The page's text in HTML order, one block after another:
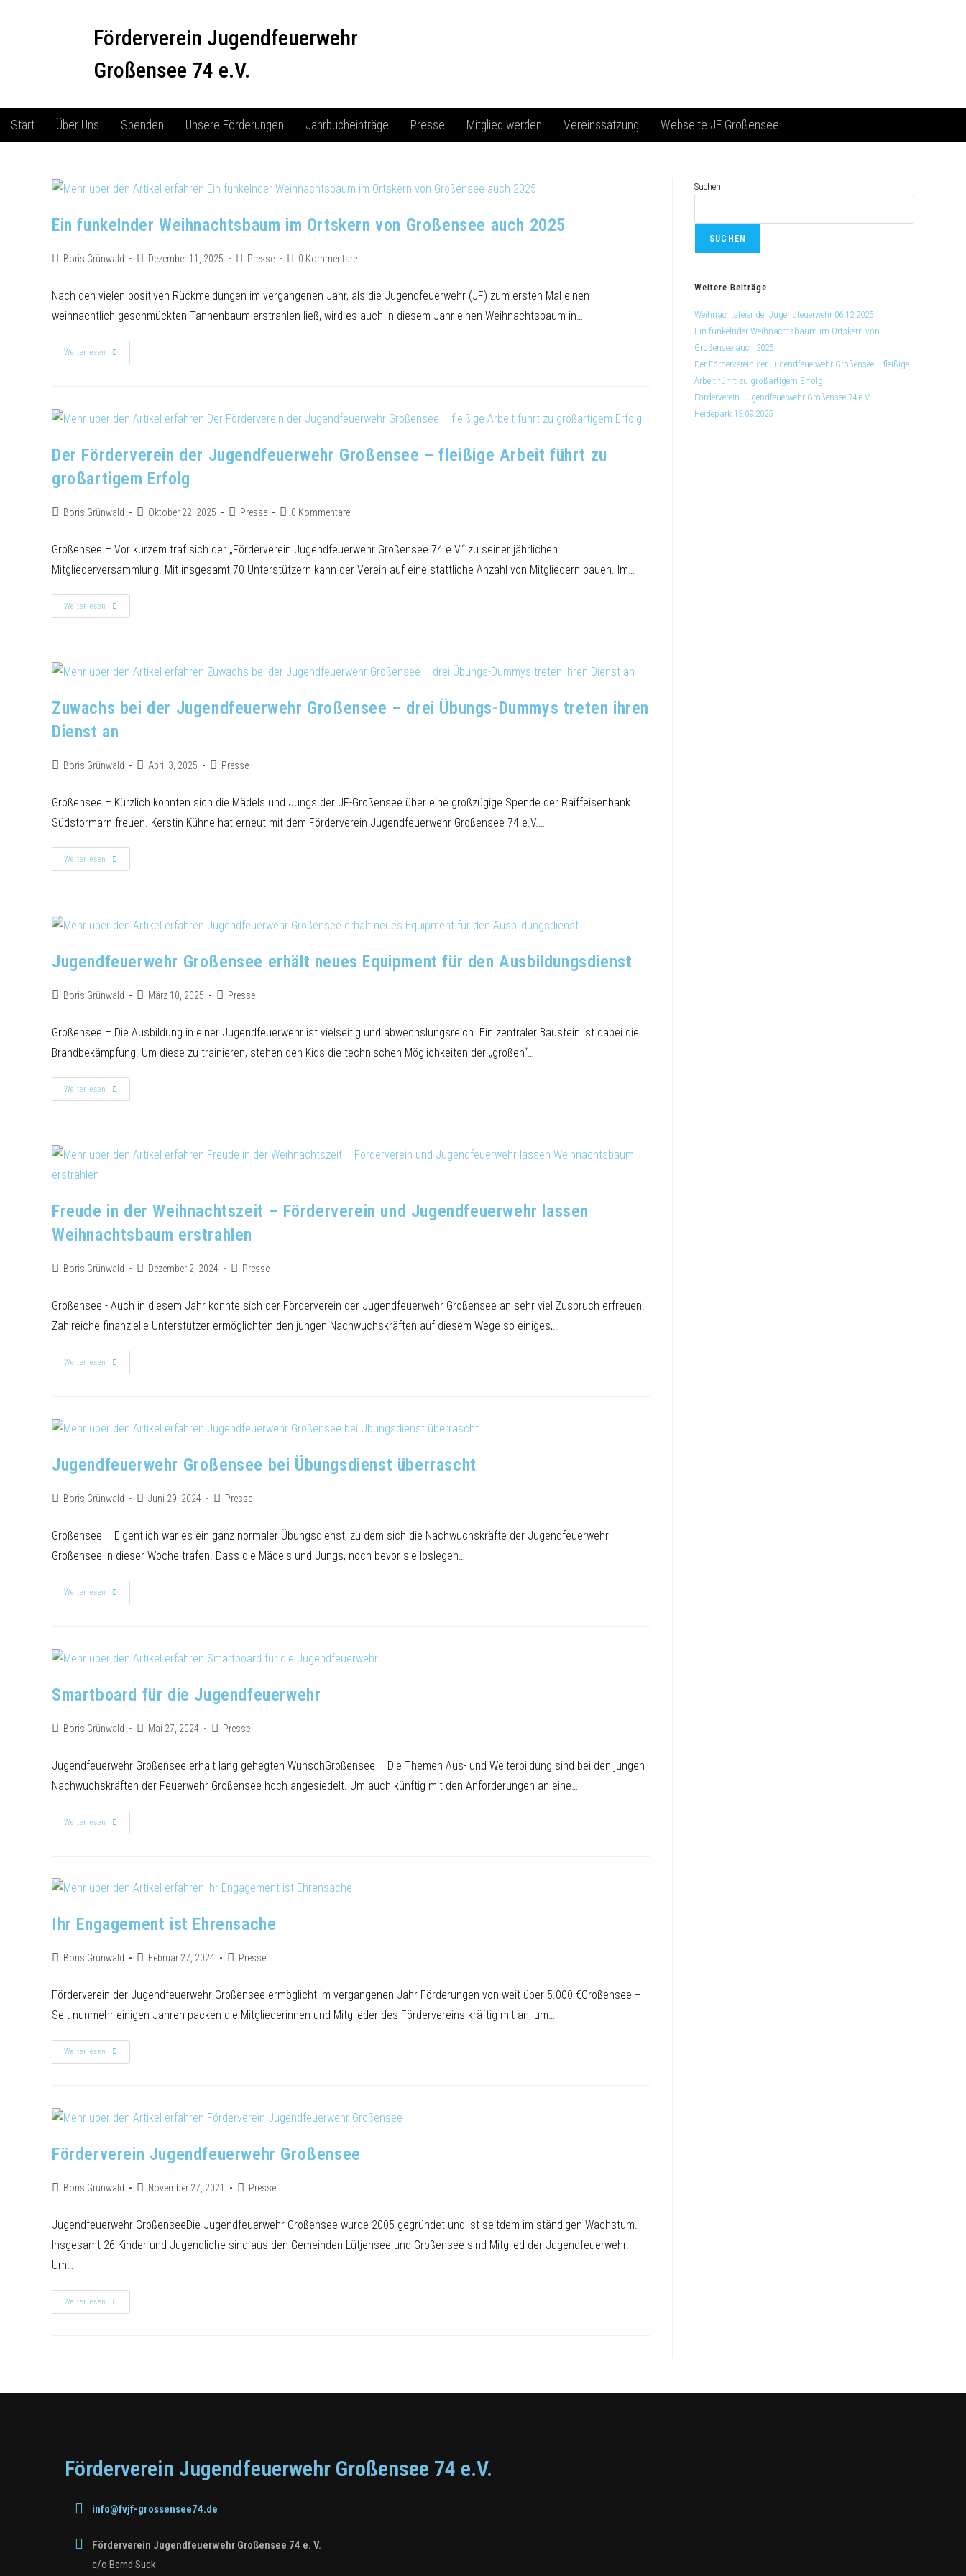
Förderverein Jugendfeuerwehr
Großensee 74 e.V.
Start Über Uns Spenden Unsere Förderungen Jahrbucheinträge Presse Mitglied werden Vereinssatzung Webseite JF Großensee
Ein funkelnder Weihnachtsbaum im Ortskern von Großensee auch 2025
Boris Grünwald Dezember 11, 2025 Presse 0 Kommentare
Nach den vielen positiven Rückmeldungen im vergangenen Jahr, als die Jugendfeuerwehr (JF) zum ersten Mal einen
weihnachtlich geschmückten Tannenbaum erstrahlen ließ, wird es auch in diesem Jahr einen Weihnachtsbaum in…
Weiterlesen
Der Förderverein der Jugendfeuerwehr Großensee – fleißige Arbeit führt zu
großartigem Erfolg
Boris Grünwald Oktober 22, 2025 Presse 0 Kommentare
Großensee – Vor kurzem traf sich der „Förderverein Jugendfeuerwehr Großensee 74 e.V.“ zu seiner jährlichen
Mitgliederversammlung. Mit insgesamt 70 Unterstützern kann der Verein auf eine stattliche Anzahl von Mitgliedern bauen. Im…
Weiterlesen
Zuwachs bei der Jugendfeuerwehr Großensee – drei Übungs-Dummys treten ihren
Dienst an
Boris Grünwald April 3, 2025 Presse
Großensee – Kürzlich konnten sich die Mädels und Jungs der JF-Großensee über eine großzügige Spende der Raiffeisenbank
Südstormarn freuen. Kerstin Kühne hat erneut mit dem Förderverein Jugendfeuerwehr Großensee 74 e.V.…
Weiterlesen
Jugendfeuerwehr Großensee erhält neues Equipment für den Ausbildungsdienst
Boris Grünwald März 10, 2025 Presse
Großensee – Die Ausbildung in einer Jugendfeuerwehr ist vielseitig und abwechslungsreich. Ein zentraler Baustein ist dabei die
Brandbekämpfung. Um diese zu trainieren, stehen den Kids die technischen Möglichkeiten der „großen“…
Weiterlesen
Freude in der Weihnachtszeit – Förderverein und Jugendfeuerwehr lassen
Weihnachtsbaum erstrahlen
Boris Grünwald Dezember 2, 2024 Presse
Großensee - Auch in diesem Jahr konnte sich der Förderverein der Jugendfeuerwehr Großensee an sehr viel Zuspruch erfreuen.
Zahlreiche finanzielle Unterstützer ermöglichten den jungen Nachwuchskräften auf diesem Wege so einiges,…
Weiterlesen
Jugendfeuerwehr Großensee bei Übungsdienst überrascht
Boris Grünwald Juni 29, 2024 Presse
Großensee – Eigentlich war es ein ganz normaler Übungsdienst, zu dem sich die Nachwuchskräfte der Jugendfeuerwehr
Großensee in dieser Woche trafen. Dass die Mädels und Jungs, noch bevor sie loslegen…
Weiterlesen
Smartboard für die Jugendfeuerwehr
Boris Grünwald Mai 27, 2024 Presse
Jugendfeuerwehr Großensee erhält lang gehegten WunschGroßensee – Die Themen Aus- und Weiterbildung sind bei den jungen
Nachwuchskräften der Feuerwehr Großensee hoch angesiedelt. Um auch künftig mit den Anforderungen an eine…
Weiterlesen
Ihr Engagement ist Ehrensache
Boris Grünwald Februar 27, 2024 Presse
Förderverein der Jugendfeuerwehr Großensee ermöglicht im vergangenen Jahr Förderungen von weit über 5.000 €Großensee –
Seit nunmehr einigen Jahren packen die Mitgliederinnen und Mitglieder des Fördervereins kräftig mit an, um…
Weiterlesen
Förderverein Jugendfeuerwehr Großensee
Boris Grünwald November 27, 2021 Presse
Jugendfeuerwehr GroßenseeDie Jugendfeuerwehr Großensee wurde 2005 gegründet und ist seitdem im ständigen Wachstum.
Insgesamt 26 Kinder und Jugendliche sind aus den Gemeinden Lütjensee und Großensee sind Mitglied der Jugendfeuerwehr.
Um…
Weiterlesen
Suchen
SUCHEN
Weitere Beiträge
Weihnachtsfeier der Jugendfeuerwehr 06.12.2025
Ein funkelnder Weihnachtsbaum im Ortskern von
Großensee auch 2025
Der Förderverein der Jugendfeuerwehr Großensee – fleißige
Arbeit führt zu großartigem Erfolg
Förderverein Jugendfeuerwehr Großensee 74 e.V.
Heidepark 13.09.2025
Förderverein Jugendfeuerwehr Großensee 74 e.V.
info@fvjf-grossensee74.de
Förderverein Jugendfeuerwehr Großensee 74 e. V.
c/o Bernd Suck